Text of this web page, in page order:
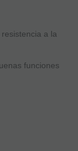
a la
funciones